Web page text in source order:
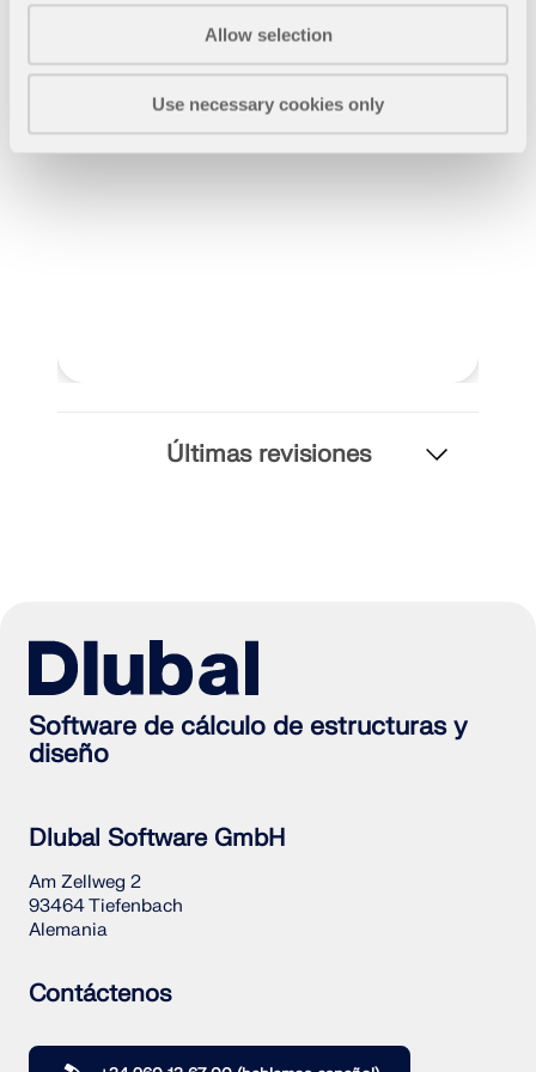
Allow selection
Use necessary cookies only
El servicio en línea de Dlubal proporciona mapas de
Productos anteriores
Últimas revisiones
Software de cálculo de estructuras y
diseño
Dlubal Software GmbH
Am Zellweg 2
93464 Tiefenbach
Alemania
Contáctenos